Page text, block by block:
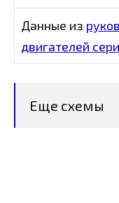
Данные из
двигателей
Еще схемы